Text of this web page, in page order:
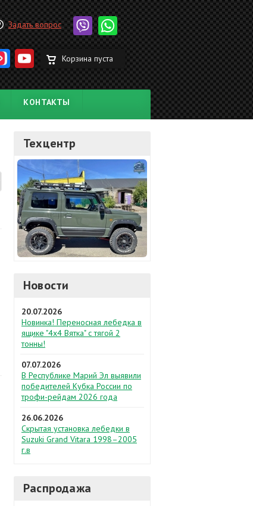
Задать вопрос
Корзина пуста
КОНТАКТЫ
Техцентр
Новости
20.07.2026
Новинка! Переносная лебедка в
ящике "4х4 Вятка" с тягой 2
тонны!
07.07.2026
В Республике Марий Эл выявили
победителей Кубка России по
трофи-рейдам 2026 года
26.06.2026
Скрытая установка лебедки в
Suzuki Grand Vitara 1998–2005
г.в
Распродажа